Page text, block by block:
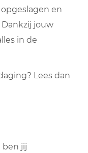
en
jouw
in de
Lees dan
ben jij